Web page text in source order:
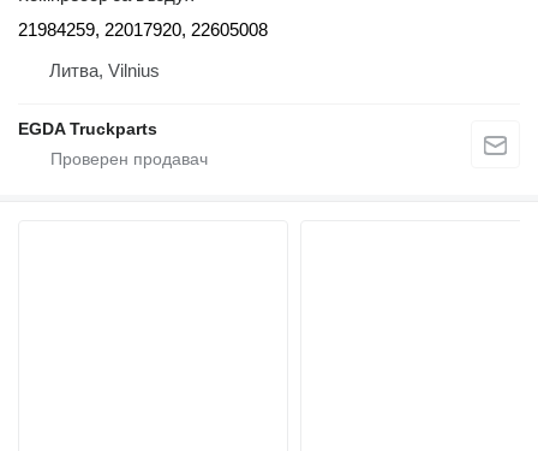
21984259, 22017920, 22605008
Литва, Vilnius
EGDA Truckparts